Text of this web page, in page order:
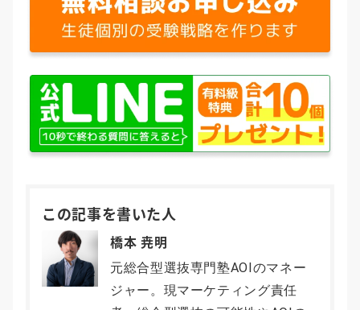
この記事を書いた人
橋本 尭明
元総合型選抜専門塾AOIのマネー
ジャー。現マーケティング責任